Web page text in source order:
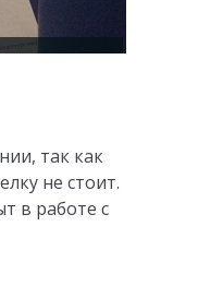
так как
не стоит.
в работе с